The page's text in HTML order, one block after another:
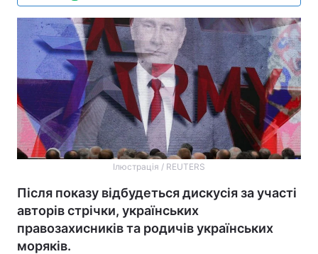
Ілюстрація / REUTERS
Після показу відбудеться дискусія за участі
авторів стрічки, українських
правозахисників та родичів українських
моряків.